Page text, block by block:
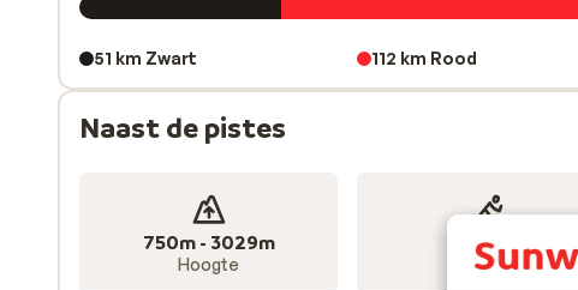
51 km Zwart 112 km Rood
Naast de pistes
750m - 3029m
Hoogte
32 km
Loipe